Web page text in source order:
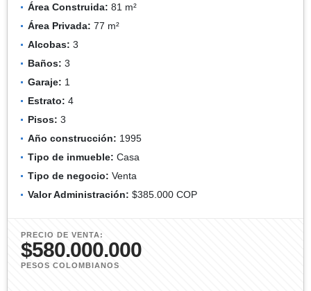
Área Construida: 81 m²
Área Privada: 77 m²
Alcobas: 3
Baños: 3
Garaje: 1
Estrato: 4
Pisos: 3
Año construcción: 1995
Tipo de inmueble: Casa
Tipo de negocio: Venta
Valor Administración: $385.000 COP
PRECIO DE VENTA:
$580.000.000
PESOS COLOMBIANOS